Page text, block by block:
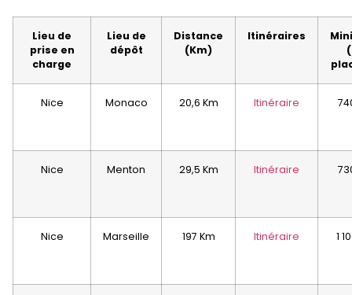
Lieu de
prise en
charge
Lieu de
dépôt
Distance
(Km)
Itinéraires
Nice Monaco 20,6 Km Itinéraire
Nice Menton 29,5 Km Itinéraire
Nice Marseille 197 Km Itinéraire 1